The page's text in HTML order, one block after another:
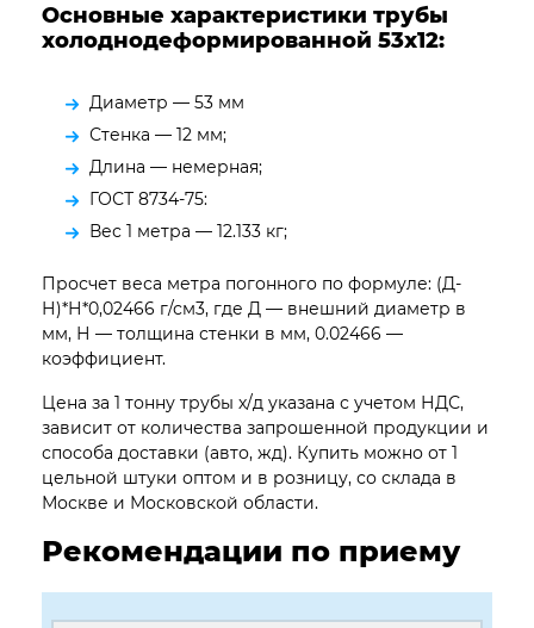
Основные характеристики трубы
холоднодеформированной 53х12:
Диаметр — 53 мм
Стенка — 12 мм;
Длина — немерная;
ГОСТ 8734-75:
Вес 1 метра — 12.133 кг;
Просчет веса метра погонного по формуле: (Д-
Н)*Н*0,02466 г/см3, где Д — внешний диаметр в
мм, Н — толщина стенки в мм, 0.02466 —
коэффициент.
Цена за 1 тонну трубы х/д указана с учетом НДС,
зависит от количества запрошенной продукции и
способа доставки (авто, жд). Купить можно от 1
цельной штуки оптом и в розницу, со склада в
Москве и Московской области.
Рекомендации по приему